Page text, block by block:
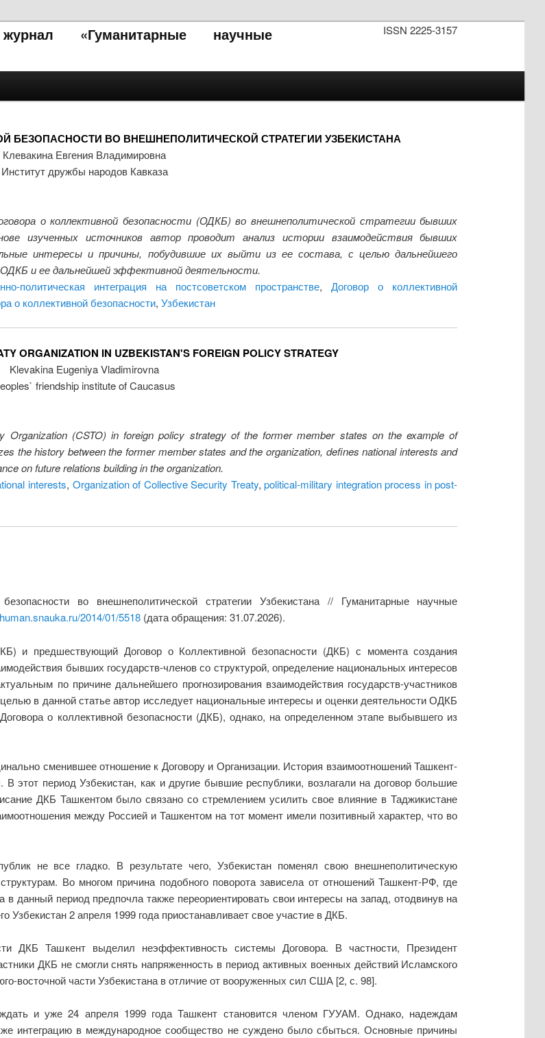
ISSN 2225-3157
«Гуманитарные научные
БЕЗОПАСНОСТИ ВО ВНЕШНЕПОЛИТИЧЕСКОЙ СТРАТЕГИИ УЗБЕКИСТАНА
Клевакина Евгения Владимировна
Институт дружбы народов Кавказа
о коллективной безопасности (ОДКБ) во внешнеполитической стратегии бывших
изученных источников автор проводит анализ истории взаимодействия бывших
интересы и причины, побудившие их выйти из ее состава, с целью дальнейшего
ОДКБ и ее дальнейшей эффективной деятельности.
политическая интеграция на постсоветском пространстве,Договор о коллективной
о коллективной безопасности, Узбекистан
ORGANIZATION IN UZBEKISTAN'S FOREIGN POLICY STRATEGY
Klevakina Eugeniya Vladimirovna
friendship institute of Caucasus
Organization (CSTO) in foreign policy strategy of the former member states on the example of
the history between the former member states and the organization, defines national interests and
on future relations building in the organization.
interests, Organization of Collective Security Treaty,political-military integration process in post-
во внешнеполитической стратегии Узбекистана // Гуманитарные научные
2014/01/5518(дата обращения: 31.07.2026).
и предшествующий Договор о Коллективной безопасности (ДКБ) с момента создания
бывших государств-членов со структурой, определение национальных интересов
по причине дальнейшего прогнозирования взаимодействия государств-участников
в данной статье автор исследует национальные интересы и оценки деятельности ОДКБ
о коллективной безопасности (ДКБ), однако, на определенном этапе выбывшего из
сменившее отношение к Договору и Организации. История взаимоотношений Ташкент-
этот период Узбекистан, как и другие бывшие республики, возлагали на договор большие
ДКБ Ташкентом было связано со стремлением усилить свое влияние в Таджикистане
между Россией и Ташкентом на тот момент имели позитивный характер, что во
не все гладко. В результате чего, Узбекистан поменял свою внешнеполитическую
Во многом причина подобного поворота зависела от отношений Ташкент-РФ, где
данный период предпочла также переориентировать свои интересы на запад, отодвинув на
Узбекистан 2 апреля 1999 года приостанавливает свое участие в ДКБ.
ДКБ Ташкент выделил неэффективность системы Договора. В частности, Президент
ДКБ не смогли снять напряженность в период активных военных действий Исламского
восточной части Узбекистана в отличие от вооруженных сил США [2, с. 98].
и уже 24 апреля 1999 года Ташкент становится членом ГУУАМ. Однако, надеждам
интеграцию в международное сообщество не суждено было сбыться. Основные причины